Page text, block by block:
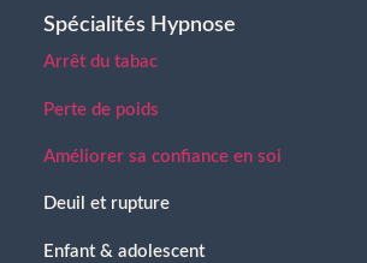
Spécialités Hypnose
Arrêt du tabac
Perte de poids
Améliorer sa confiance en soi
Deuil et rupture
Enfant & adolescent